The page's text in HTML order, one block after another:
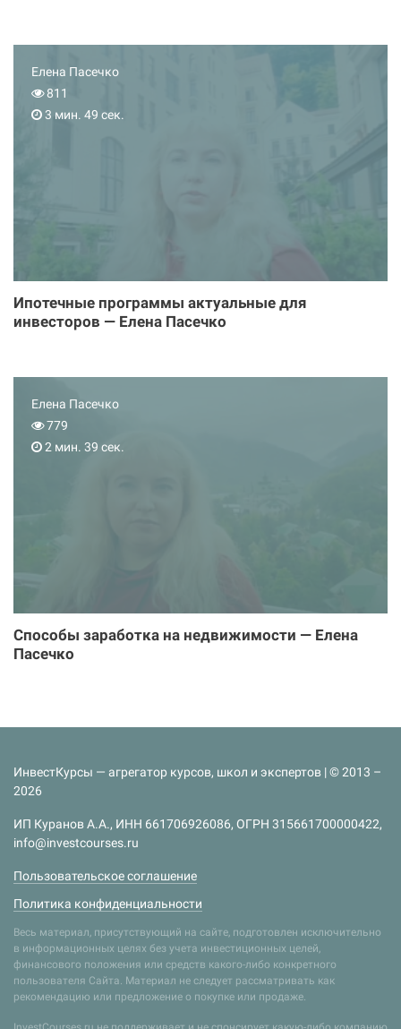
Елена Пасечко
811
3 мин. 49 сек.
Ипотечные программы актуальные для
инвесторов — Елена Пасечко
Елена Пасечко
779
2 мин. 39 сек.
Способы заработка на недвижимости — Елена
Пасечко
ИнвестКурсы — агрегатор курсов, школ и экспертов | © 2013 –
2026
ИП Куранов А.А., ИНН 661706926086, ОГРН 315661700000422,
info@investcourses.ru
Пользовательское соглашение
Политика конфиденциальности
Весь материал, присутствующий на сайте, подготовлен исключительно
в информационных целях без учета инвестиционных целей,
финансового положения или средств какого-либо конкретного
пользователя Сайта. Материал не следует рассматривать как
рекомендацию или предложение о покупке или продаже.